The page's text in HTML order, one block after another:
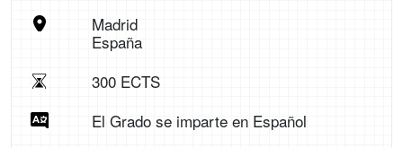
Madrid
España
300 ECTS
El Grado se imparte en Español